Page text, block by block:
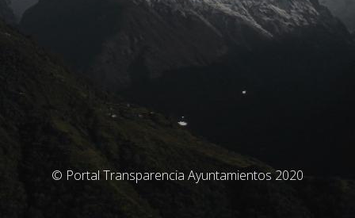
© Portal Transparencia Ayuntamientos 2020